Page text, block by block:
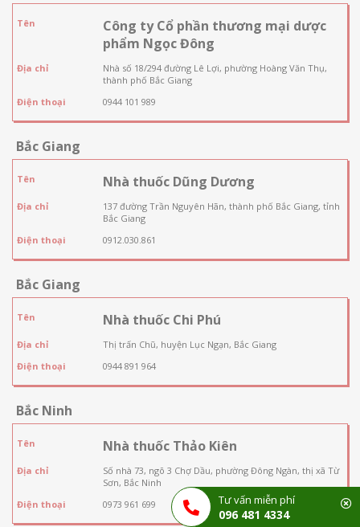
Tên
Công ty Cổ phần thương mại dược
phẩm Ngọc Đông
Địa chỉ
Nhà số 18/294 đường Lê Lợi, phường Hoàng Văn Thụ,
thành phố Bắc Giang
Điện thoại
0944 101 989
Bắc Giang
Tên Nhà thuốc Dũng Dương
Địa chỉ
137 đường Trần Nguyên Hãn, thành phố Bắc Giang, tỉnh
Bắc Giang
Điện thoại
0912.030.861
Bắc Giang
Tên Nhà thuốc Chi Phú
Địa chỉ
Thị trấn Chũ, huyện Lục Ngạn, Bắc Giang
Điện thoại
0944 891 964
Bắc Ninh
Tên Nhà thuốc Thảo Kiên
Địa chỉ
Số nhà 73, ngõ 3 Chợ Dầu, phường Đông Ngàn, thị xã Từ
Sơn, Bắc Ninh
Điện thoại
0973 961 699 Tư vấn miễn phí
096 481 4334